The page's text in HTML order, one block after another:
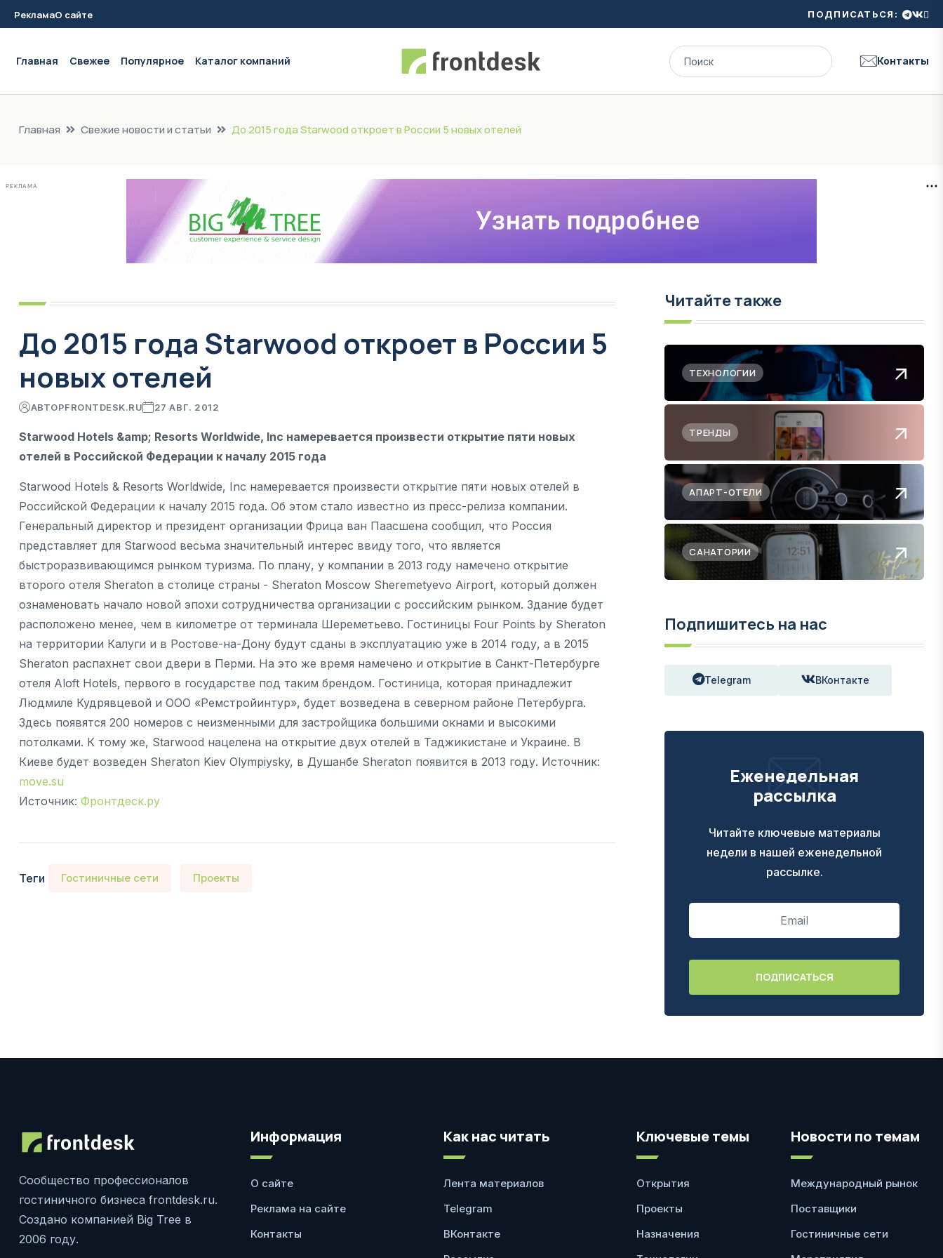
РекламаО сайте ПОДПИСАТЬСЯ:
Главная Свежее Популярное Каталог компаний Контакты
Главная Свежие новости и статьи До 2015 года Starwood откроет в России 5 новых отелей
РЕКЛАМА
До 2015 года Starwood откроет в России 5
новых отелей
АВТОРFRONTDESK.RU 27 АВГ. 2012
Starwood Hotels &amp; Resorts Worldwide, Inc намеревается произвести открытие пяти новых
отелей в Российской Федерации к началу 2015 года
Starwood Hotels & Resorts Worldwide, Inc намеревается произвести открытие пяти новых отелей в
Российской Федерации к началу 2015 года. Об этом стало известно из пресс-релиза компании.
Генеральный директор и президент организации Фрица ван Паасшена сообщил, что Россия
представляет для Starwood весьма значительный интерес ввиду того, что является
быстроразвивающимся рынком туризма. По плану, у компании в 2013 году намечено открытие
второго отеля Sheraton в столице страны - Sheraton Moscow Sheremetyevo Airport, который должен
ознаменовать начало новой эпохи сотрудничества организации с российским рынком. Здание будет
расположено менее, чем в километре от терминала Шереметьево. Гостиницы Four Points by Sheraton
на территории Калуги и в Ростове-на-Дону будут сданы в эксплуатацию уже в 2014 году, а в 2015
Sheraton распахнет свои двери в Перми. На это же время намечено и открытие в Санкт-Петербурге
отеля Aloft Hotels, первого в государстве под таким брендом. Гостиница, которая принадлежит
Людмиле Кудрявцевой и ООО «Ремстройинтур», будет возведена в северном районе Петербурга.
Здесь появятся 200 номеров с неизменными для застройщика большими окнами и высокими
потолками. К тому же, Starwood нацелена на открытие двух отелей в Таджикистане и Украине. В
Киеве будет возведен Sheraton Kiev Olympiysky, в Душанбе Sheraton появится в 2013 году. Источник:
move.su
Источник: Фронтдеск.ру
Теги Гостиничные сети Проекты
Читайте также
ТЕХНОЛОГИИ
ТРЕНДЫ
АПАРТ-ОТЕЛИ
САНАТОРИИ
Подпишитесь на нас
Telegram ВКонтакте
Еженедельная
рассылка
Читайте ключевые материалы
недели в нашей еженедельной
рассылке.
Сообщество профессионалов
гостиничного бизнеса frontdesk.ru.
Создано компанией Big Tree в
2006 году.
Информация
О сайте
Реклама на сайте
Контакты
Как нас читать
Лента материалов
Telegram
ВКонтакте
Ключевые темы
Открытия
Проекты
Назначения
Новости по темам
Международный рынок
Поставщики
Гостиничные сети